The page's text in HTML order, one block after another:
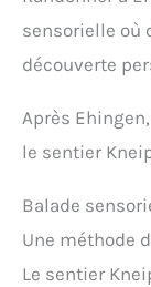
sensorielle où
découverte
Après
le sentier
Balade
Une méthode
Le sentier